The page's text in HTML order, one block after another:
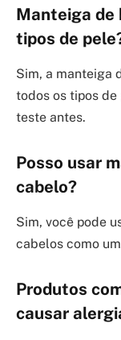
Manteiga de
tipos de
Sim, a manteiga
todos os tipos de
teste antes.
Posso usar
cabelo?
Sim, você pode
cabelos como
Produtos
causar